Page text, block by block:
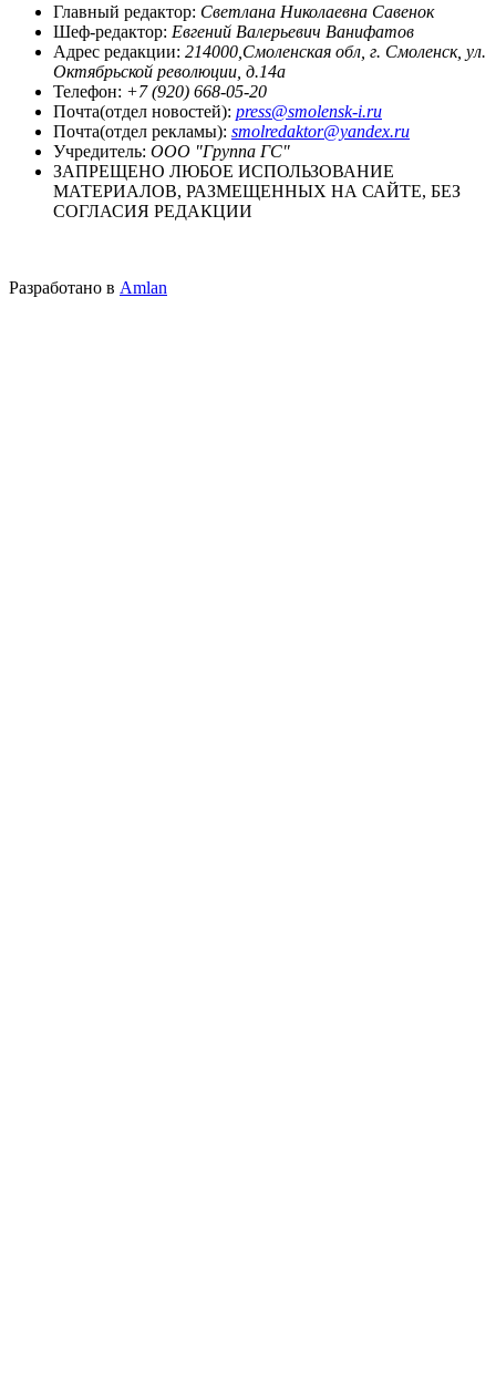
Главный редактор: Светлана Николаевна Савенок
Шеф-редактор: Евгений Валерьевич Ванифатов
Адрес редакции: 214000,Смоленская обл, г. Смоленск, ул.
Октябрьской революции, д.14а
Телефон: +7 (920) 668-05-20
Почта(отдел новостей): press@smolensk-i.ru
Почта(отдел рекламы): smolredaktor@yandex.ru
Учредитель: ООО "Группа ГС"
ЗАПРЕЩЕНО ЛЮБОЕ ИСПОЛЬЗОВАНИЕ
МАТЕРИАЛОВ, РАЗМЕЩЕННЫХ НА САЙТЕ, БЕЗ
СОГЛАСИЯ РЕДАКЦИИ
Разработано в Amlan